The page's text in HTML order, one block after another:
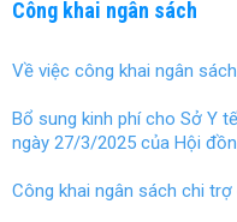
Công khai ngân sách
Về việc công khai ngân
Bổ sung kinh phí cho Sở Y
ngày 27/3/2025 của Hội
Công khai ngân sách chi